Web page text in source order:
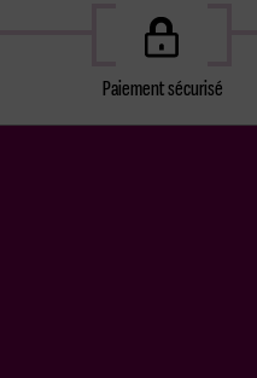
Paiement sécurisé